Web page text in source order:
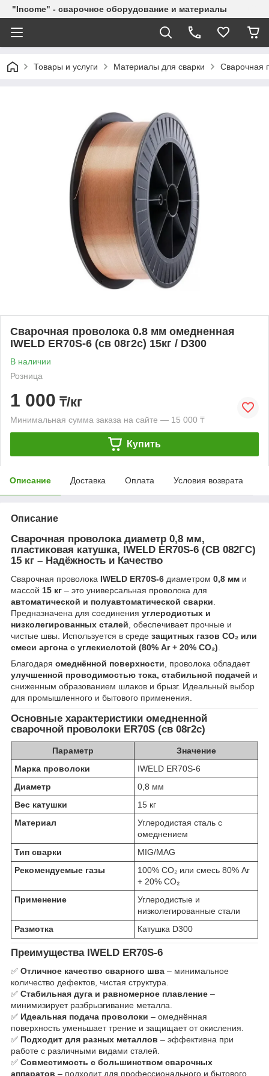
"Income" - сварочное оборудование и материалы
Товары и услуги Материалы для сварки Сварочная
Сварочная проволока 0.8 мм омедненная
IWELD ER70S-6 (св 08г2с) 15кг / D300
В наличии
Розница
1 000 ₸/кг
Минимальная сумма заказа на сайте — 15 000 ₸
Купить
Описание Доставка Оплата Условия возврата
Описание
Сварочная проволока диаметр 0,8 мм,
пластиковая катушка, IWELD ER70S-6 (СВ 082ГС)
15 кг – Надёжность и Качество
Сварочная проволока IWELD ER70S-6 диаметром 0,8 мм и
массой 15 кг – это универсальная проволока для
автоматической и полуавтоматической сварки
Предназначена для соединения углеродистых и
низколегированных сталей , обеспечивает прочные и
чистые швы. Используется в среде защитных газов CO₂ или
смеси аргона с углекислотой (80% Ar + 20% CO₂)
Благодаря омеднённой поверхности , проволока обладает
улучшенной проводимостью тока, стабильной подачей и
сниженным образованием шлаков и брызг. Идеальный выбор
для промышленного и бытового применения.
Основные характеристики омедненной
сварочной проволоки ER70S (св 08г2с)
Параметр
Значение
Марка проволоки
IWELD ER70S-6
Диаметр
0,8 мм
Вес катушки
15 кг
Материал
Углеродистая сталь с
омеднением
Тип сварки
MIG/MAG
Рекомендуемые газы
100% CO₂ или смесь 80% Ar
+ 20% CO₂
Применение
Углеродистые и
низколегированные стали
Размотка
Катушка D300
Преимущества IWELD ER70S-6
✅ Отличное качество сварного шва – минимальное
количество дефектов, чистая структура.
✅ Стабильная дуга и равномерное плавление –
минимизирует разбрызгивание металла.
✅ Идеальная подача проволоки – омеднённая
поверхность уменьшает трение и защищает от окисления.
✅ Подходит для разных металлов – эффективна при
работе с различными видами сталей.
✅ Совместимость с большинством сварочных
аппаратов – подходит для профессионального и бытового